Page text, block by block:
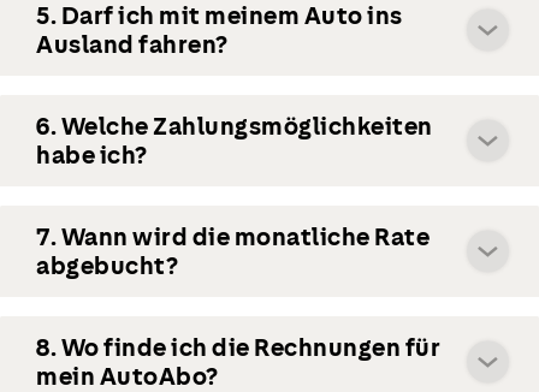
5. Darf ich mit meinem Auto ins
Ausland fahren?
6. Welche Zahlungsmöglichkeiten
habe ich?
7. Wann wird die monatliche Rate
abgebucht?
8. Wo finde ich die Rechnungen für
mein AutoAbo?